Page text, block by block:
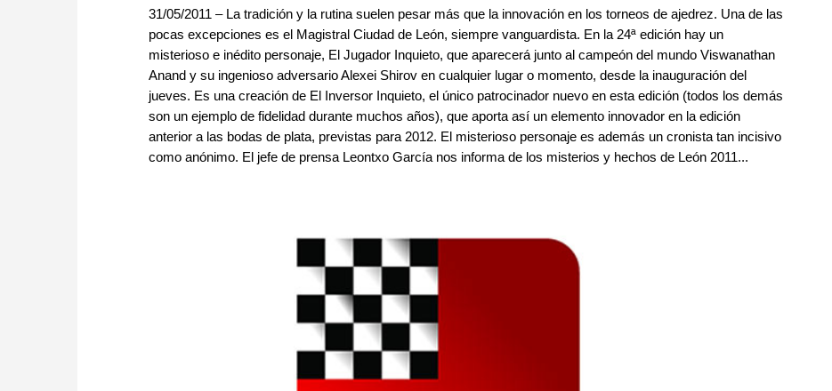
31/05/2011 – La tradición y la rutina suelen pesar más que la innovación en los torneos de ajedrez. Una de las
pocas excepciones es el Magistral Ciudad de León, siempre vanguardista. En la 24ª edición hay un
misterioso e inédito personaje, El Jugador Inquieto, que aparecerá junto al campeón del mundo Viswanathan
Anand y su ingenioso adversario Alexei Shirov en cualquier lugar o momento, desde la inauguración del
jueves. Es una creación de El Inversor Inquieto, el único patrocinador nuevo en esta edición (todos los demás
son un ejemplo de fidelidad durante muchos años), que aporta así un elemento innovador en la edición
anterior a las bodas de plata, previstas para 2012. El misterioso personaje es además un cronista tan incisivo
como anónimo. El jefe de prensa Leontxo García nos informa de los misterios y hechos de León 2011...